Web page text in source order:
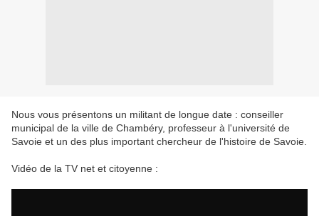
Nous vous présentons un militant de longue date : conseiller
municipal de la ville de Chambéry, professeur à l'université de
Savoie et un des plus important chercheur de l'histoire de Savoie.
Vidéo de la TV net et citoyenne :